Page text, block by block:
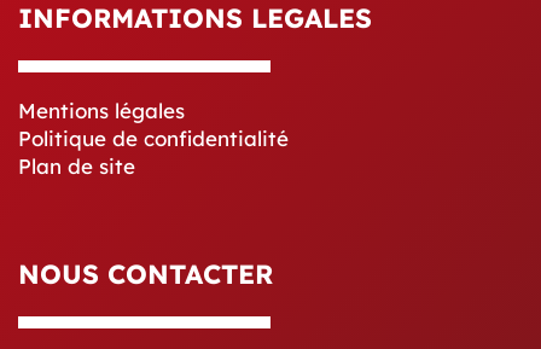
INFORMATIONS LEGALES
Mentions légales
Politique de confidentialité
Plan de site
NOUS CONTACTER